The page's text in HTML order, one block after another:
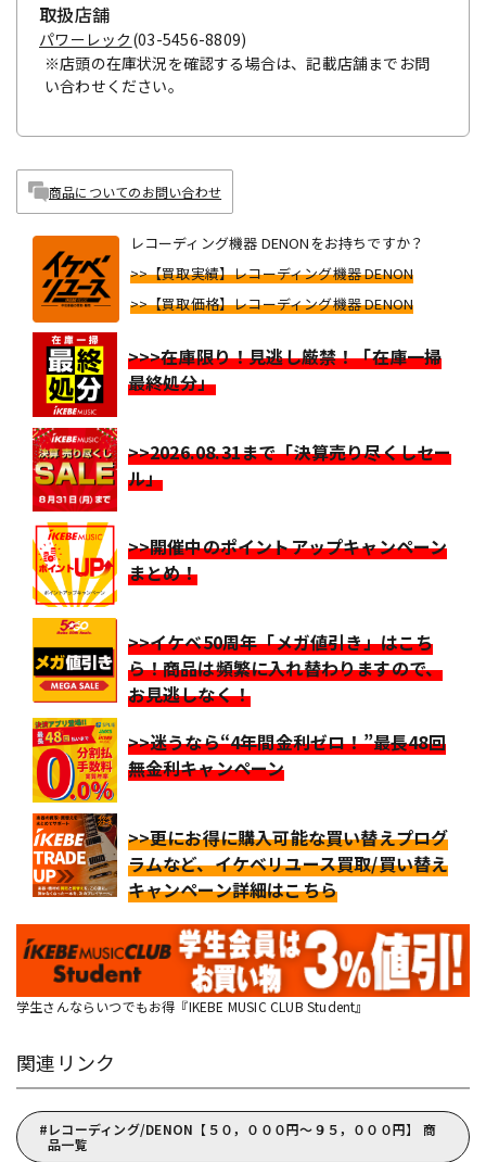
取扱店舗
パワーレック (03-5456-8809)
※店頭の在庫状況を確認する場合は、記載店舗までお問
い合わせください。
商品についてのお問い合わせ
レコーディング機器 DENONをお持ちですか？
>>【買取実績】レコーディング機器 DENON
>>【買取価格】レコーディング機器 DENON
>>>在庫限り！見逃し厳禁！「在庫一掃
最終処分」
>>2026.08.31まで「決算売り尽くしセー
ル」
>>開催中のポイントアップキャンペーン
まとめ！
>>イケベ50周年「メガ値引き」はこち
ら！商品は頻繁に入れ替わりますので、
お見逃しなく！
>>迷うなら“4年間金利ゼロ！”最長48回
無金利キャンペーン
>>更にお得に購入可能な買い替えプログ
ラムなど、イケベリユース買取/買い替え
キャンペーン詳細はこちら
学生さんならいつでもお得『IKEBE MUSIC CLUB Student』
関連リンク
レコーディング/DENON【５０，０００円～９５，０００円】 商
品一覧